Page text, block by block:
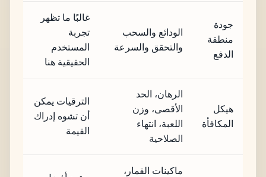
جودة
منطقة
الدفع
الودائع والسحب
والتحقق والسرعة
غالبًا ما تظهر
تجربة
المستخدم
الحقيقية هنا
هيكل
المكافأة
الرهان، الحد
الأقصى، وزن
اللعبة، انتهاء
الصلاحية
الترقيات يمكن
أن تشوه إدراك
القيمة
ماكينات القمار،